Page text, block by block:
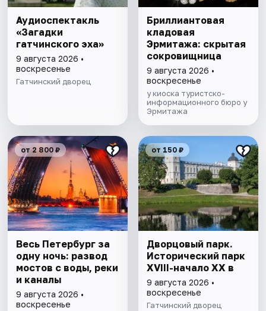
Аудиоспектакль
«Загадки
гатчинского эха»
9 августа 2026 •
воскресенье
Гатчинский дворец
Бриллиантовая
кладовая
Эрмитажа: скрытая
сокровищница
9 августа 2026 •
воскресенье
у киоска туристско-
информационного бюро у
Эрмитажа
от 2 800 ₽
Весь Петербург за
одну ночь: развод
мостов с воды, реки
и каналы
9 августа 2026 •
воскресенье
от 150 ₽
Дворцовый парк.
Исторический парк
XVIII-начало XX в
9 августа 2026 •
воскресенье
Гатчинский дворец